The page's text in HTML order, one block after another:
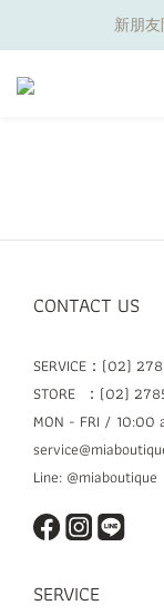
夏日
新朋友
夏
CONTACT US
SERVICE：(02)
STORE ：(02)
MON - FRI / 10:00
Line: @miaboutique
SERVICE